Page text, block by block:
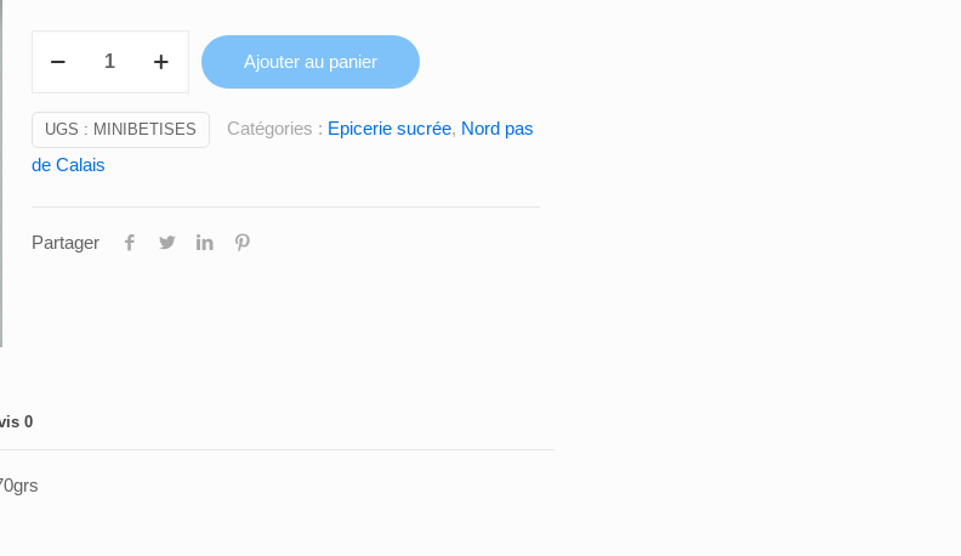
BOITES
BÉTISES
70GR
Ajouter au panier
UGS : MINIBETISES Catégories : Epicerie sucrée, Nord pas
de Calais
Partager
0